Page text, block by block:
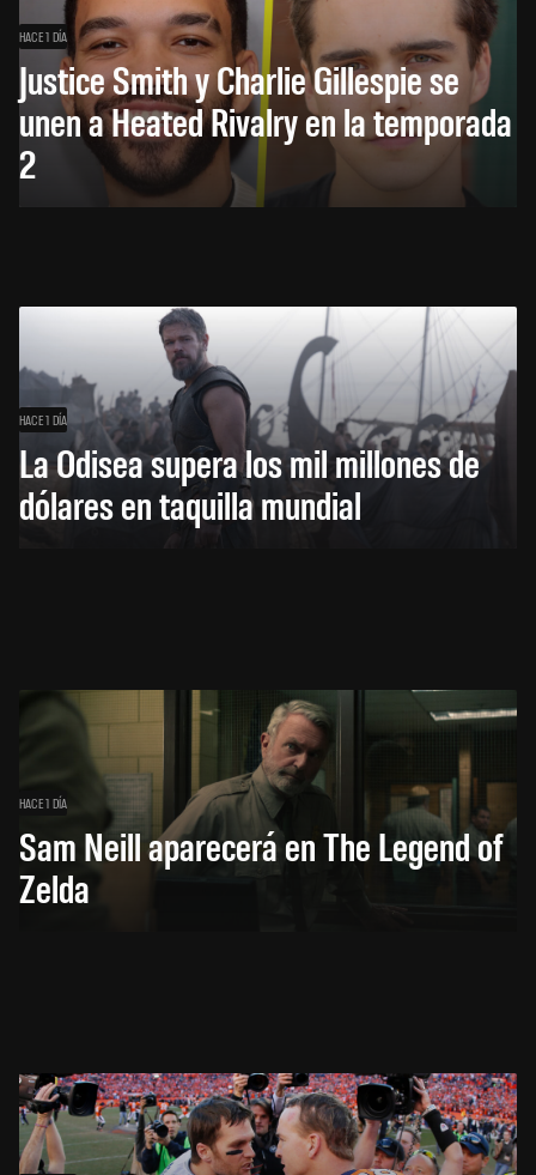
HACE 1 DÍA
Justice Smith y Charlie Gillespie se
unen a Heated Rivalry en la temporada
2
HACE 1 DÍA
La Odisea supera los mil millones de
dólares en taquilla mundial
HACE 1 DÍA
Sam Neill aparecerá en The Legend of
Zelda